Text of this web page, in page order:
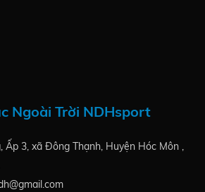
Ngoài Trời NDHsport
Ấp 3, xã Đông Thạnh, Huyện Hóc Môn ,